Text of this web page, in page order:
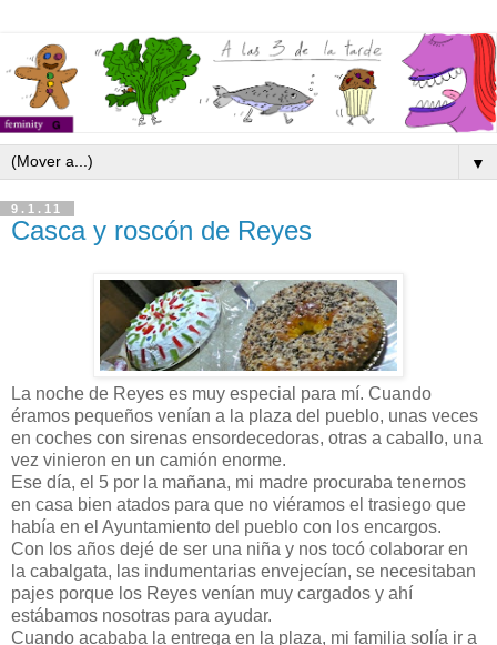
▼
9.1.11
Casca y roscón de Reyes
La noche de Reyes es muy especial para mí. Cuando
éramos pequeños venían a la plaza del pueblo, unas veces
en coches con sirenas ensordecedoras, otras a caballo, una
vez vinieron en un camión enorme.
Ese día, el 5 por la mañana, mi madre procuraba tenernos
en casa bien atados para que no viéramos el trasiego que
había en el Ayuntamiento del pueblo con los encargos.
Con los años dejé de ser una niña y nos tocó colaborar en
la cabalgata, las indumentarias envejecían, se necesitaban
pajes porque los Reyes venían muy cargados y ahí
estábamos nosotras para ayudar.
Cuando acababa la entrega en la plaza, mi familia solía ir a